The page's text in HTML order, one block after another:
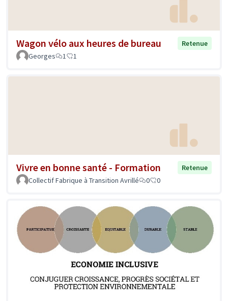
Wagon vélo aux heures de bureau
Retenue
Georges
1 1
Vivre en bonne santé - Formation
Retenue
Collectif Fabrique à Transition Avrillé
0 0